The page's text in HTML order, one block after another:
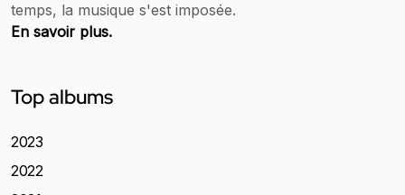
temps, la musique s'est imposée.
En savoir plus.
Top albums
2023
2022